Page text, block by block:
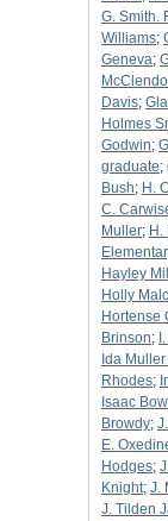
G. Smith.
Williams;
Geneva;
Davis;
Holmes
Godwin;
graduate;
Bush; H.
C.
Muller; H.
Hayley
Holly
Hortense
Brinson;
Ida
Rhodes;
Isaac
Browdy;
E.
Hodges;
Knight; J.
J. Tilden